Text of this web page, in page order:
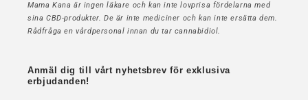
Mama Kana är ingen läkare och kan inte lovprisa fördelarna med
sina CBD-produkter. De är inte mediciner och kan inte ersätta dem.
Rådfråga en vårdpersonal innan du tar cannabidiol.
Anmäl dig till vårt nyhetsbrev för exklusiva
erbjudanden!